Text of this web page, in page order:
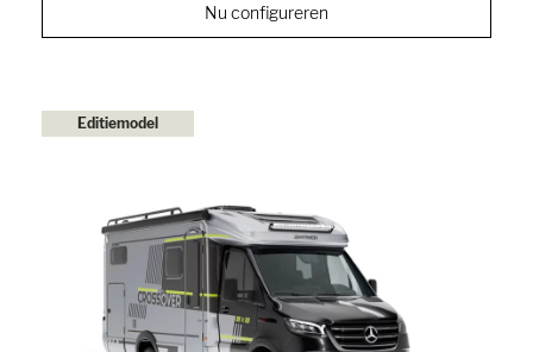
Nu configureren
Editiemodel